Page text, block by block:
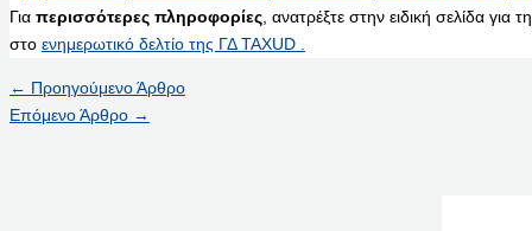
Για περισσότερες πληροφορίες , ανατρέξτε στην ειδική σελίδα για
στο ενημερωτικό δελτίο της ΓΔ TAXUD .
← Προηγούμενο Άρθρο
Επόμενο Άρθρο →